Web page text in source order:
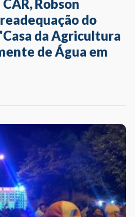
Robson
do
da Agricultura
de Água em